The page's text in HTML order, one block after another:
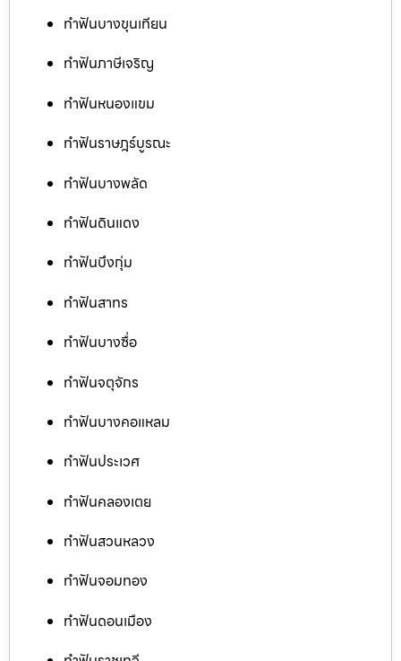
ทำฟันบางขุนเทียน
ทำฟันภาษีเจริญ
ทำฟันหนองแขม
ทำฟันราษฎร์บูรณะ
ทำฟันบางพลัด
ทำฟันดินแดง
ทำฟันบึงกุ่ม
ทำฟันสาทร
ทำฟันบางซื่อ
ทำฟันจตุจักร
ทำฟันบางคอแหลม
ทำฟันประเวศ
ทำฟันคลองเตย
ทำฟันสวนหลวง
ทำฟันจอมทอง
ทำฟันดอนเมือง